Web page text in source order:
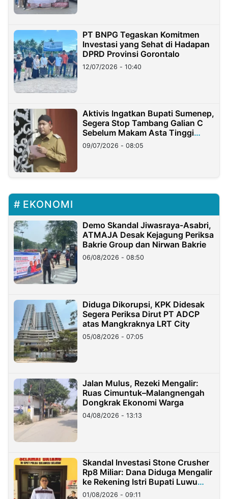
PT BNPG Tegaskan Komitmen
Investasi yang Sehat di Hadapan
DPRD Provinsi Gorontalo
12/07/2026 - 10:40
Aktivis Ingatkan Bupati Sumenep,
Segera Stop Tambang Galian C
Sebelum Makam Asta Tinggi
Longsor
09/07/2026 - 08:05
EKONOMI
Demo Skandal Jiwasraya-Asabri,
ATMAJA Desak Kejagung Periksa
Bakrie Group dan Nirwan Bakrie
06/08/2026 - 08:50
Diduga Dikorupsi, KPK Didesak
Segera Periksa Dirut PT ADCP
atas Mangkraknya LRT City
05/08/2026 - 07:05
Jalan Mulus, Rezeki Mengalir:
Ruas Cimuntuk–Malangnengah
Dongkrak Ekonomi Warga
04/08/2026 - 13:13
Skandal Investasi Stone Crusher
Rp8 Miliar: Dana Diduga Mengalir
ke Rekening Istri Bupati Luwu
Timur
01/08/2026 - 09:11